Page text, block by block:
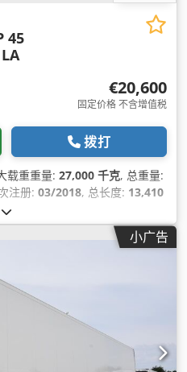
45
€20,600
固定价格 不含增值税
拨打
载重重量: 27,000 千克, 总重量:
注册: 03/2018, 总长度: 13,410
统:
完整保养记录,
小广告